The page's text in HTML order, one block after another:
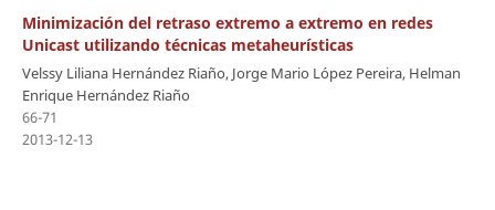
Minimización del retraso extremo a extremo en redes
Unicast utilizando técnicas metaheurísticas
Velssy Liliana Hernández Riaño, Jorge Mario López Pereira, Helman
Enrique Hernández Riaño
66-71
2013-12-13